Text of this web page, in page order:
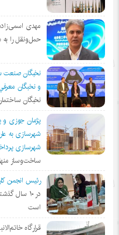
مهدی
حمل‌ونقل را
نخبگان صنعت
و نخبگان
نخبگان
پژمان جوزی و
شهرسازی به
شهرسازی
ساخت‌وساز
رئیس انجمن
در ١٠
است
قرارگاه